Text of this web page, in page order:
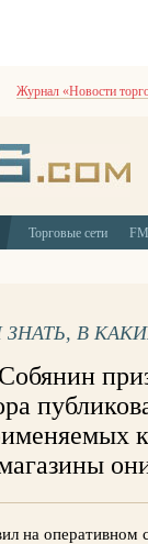
Журнал «Новости
Торговые сети
В
на оперативном